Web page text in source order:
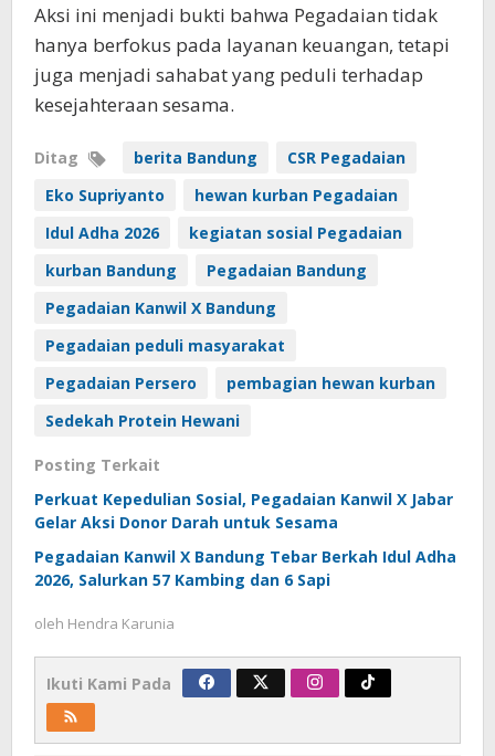
Aksi ini menjadi bukti bahwa Pegadaian tidak
hanya berfokus pada layanan keuangan, tetapi
juga menjadi sahabat yang peduli terhadap
kesejahteraan sesama.
Ditag berita Bandung
CSR Pegadaian
Eko Supriyanto
hewan kurban Pegadaian
Idul Adha 2026
kegiatan sosial Pegadaian
kurban Bandung
Pegadaian Bandung
Pegadaian Kanwil X Bandung
Pegadaian peduli masyarakat
Pegadaian Persero
pembagian hewan kurban
Sedekah Protein Hewani
Posting Terkait
Perkuat Kepedulian Sosial, Pegadaian Kanwil X Jabar
Gelar Aksi Donor Darah untuk Sesama
Pegadaian Kanwil X Bandung Tebar Berkah Idul Adha
2026, Salurkan 57 Kambing dan 6 Sapi
oleh Hendra Karunia
Ikuti Kami Pada